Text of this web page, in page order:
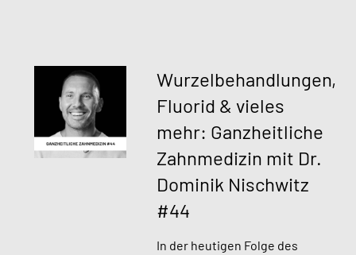
Wurzelbehandlungen,
Fluorid & vieles
mehr: Ganzheitliche
Zahnmedizin mit Dr.
Dominik Nischwitz
#44
In der heutigen Folge des